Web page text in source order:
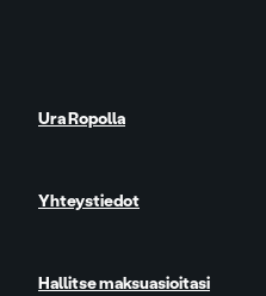
Ura Ropolla
Yhteystiedot
Hallitse maksuasioitasi